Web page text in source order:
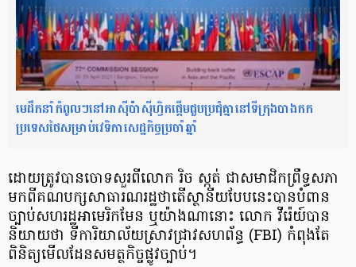
មេដឹកនាំកំពូលៗនៅអាស៊ីប៉ាស៊ីហ្វិកផ្តើមជួបប្រជុំគ្នានៅទីក្រុងបាងកក
ប្រទេសថៃសម្រាប់វេទិកាសេដ្ឋកិច្ចប្រចាំឆ្នាំ
ដោយ​ត្រូវ​បាន​ចោទ​សួរ​ពី​លោក រិច ស្កត់ ​ជា​​សមាជិកព្រឹទ្ធសភា
មកពីគណបក្សសាធារណរដ្ឋ​​​ថា​តើ​ស្ថានីយបែបនេះ​បាន​បំពាន
ច្បាប់សហរដ្ឋអាមេរិក​មែន ​ឬ​យ៉ាង​ណា​នោះ​ លោក វីរ៉េយ៍​បាន
និយាយថា ទី​ការិយាល័យស្រាវជ្រាវសហព័ន្ធ (FBI) កំពុងតែ​
ពិនិត្យមើលដែន​សមត្ថ​កិច្ច​ផ្លូវច្បាប់។​